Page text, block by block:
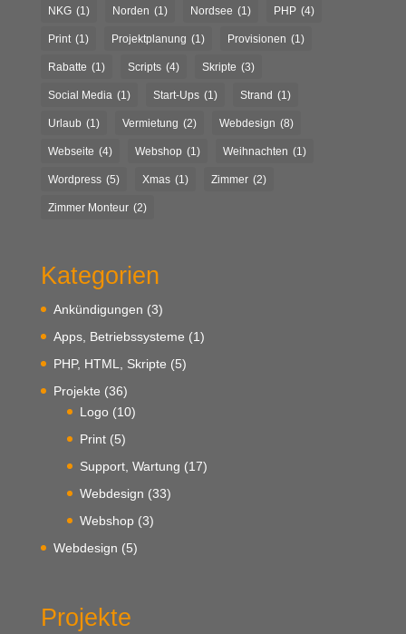
NKG (1) Norden (1) Nordsee (1) PHP (4)
Print (1) Projektplanung (1) Provisionen (1)
Rabatte (1) Scripts (4) Skripte (3)
Social Media (1) Start-Ups (1) Strand (1)
Urlaub (1) Vermietung (2) Webdesign (8)
Webseite (4) Webshop (1) Weihnachten (1)
Wordpress (5) Xmas (1) Zimmer (2)
Zimmer Monteur (2)
Kategorien
Ankündigungen (3)
Apps, Betriebssysteme (1)
PHP, HTML, Skripte (5)
Projekte (36)
Logo(10)
Print(5)
Support, Wartung (17)
Webdesign (33)
Webshop(3)
Webdesign (5)
Projekte